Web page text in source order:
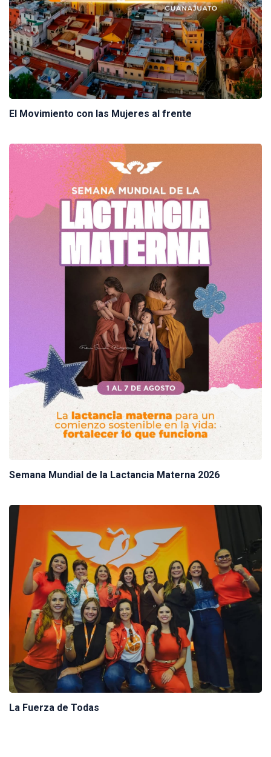
El Movimiento con las Mujeres al frente
Semana Mundial de la Lactancia Materna 2026
La Fuerza de Todas